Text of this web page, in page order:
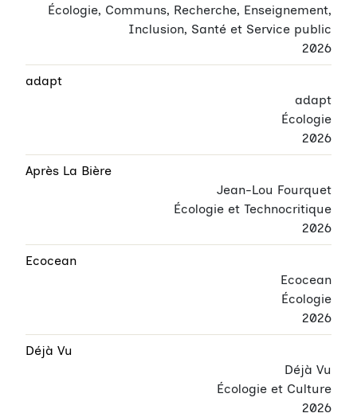
Écologie, Communs, Recherche, Enseignement,
Inclusion, Santé et Service public
2026
adapt
adapt
Écologie
2026
Après La Bière
Jean-Lou Fourquet
Écologie et Technocritique
2026
Ecocean
Ecocean
Écologie
2026
Déjà Vu
Déjà Vu
Écologie et Culture
2026